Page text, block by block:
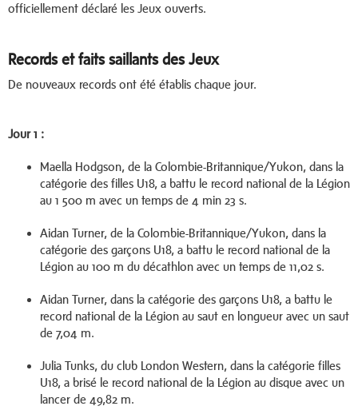
officiellement déclaré les Jeux ouverts.
Records et faits saillants des Jeux
De nouveaux records ont été établis chaque jour.
Jour 1 :
Maella Hodgson, de la Colombie-Britannique/Yukon, dans la
catégorie des filles U18, a battu le record national de la Légion
au 1 500 m avec un temps de 4 min 23 s.
Aidan Turner, de la Colombie-Britannique/Yukon, dans la
catégorie des garçons U18, a battu le record national de la
Légion au 100 m du décathlon avec un temps de 11,02 s.
Aidan Turner, dans la catégorie des garçons U18, a battu le
record national de la Légion au saut en longueur avec un saut
de 7,04 m.
Julia Tunks, du club London Western, dans la catégorie filles
U18, a brisé le record national de la Légion au disque avec un
lancer de 49,82 m.